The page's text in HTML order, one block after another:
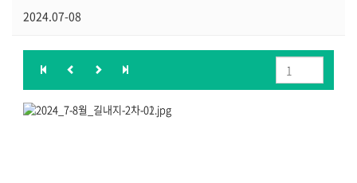
2024.07-08